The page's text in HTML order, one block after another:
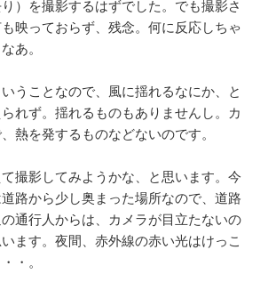
り）を撮影するはずでした。でも撮影さ
映っておらず、残念。何に反応しちゃ
あ。
うことなので、風に揺れるなにか、と
れず。揺れるものもありませんし。カ
熱を発するものなどないのです。
撮影してみようかな、と思います。今
路から少し奥まった場所なので、道路
通行人からは、カメラが目立たないの
ます。夜間、赤外線の赤い光はけっこ
・。